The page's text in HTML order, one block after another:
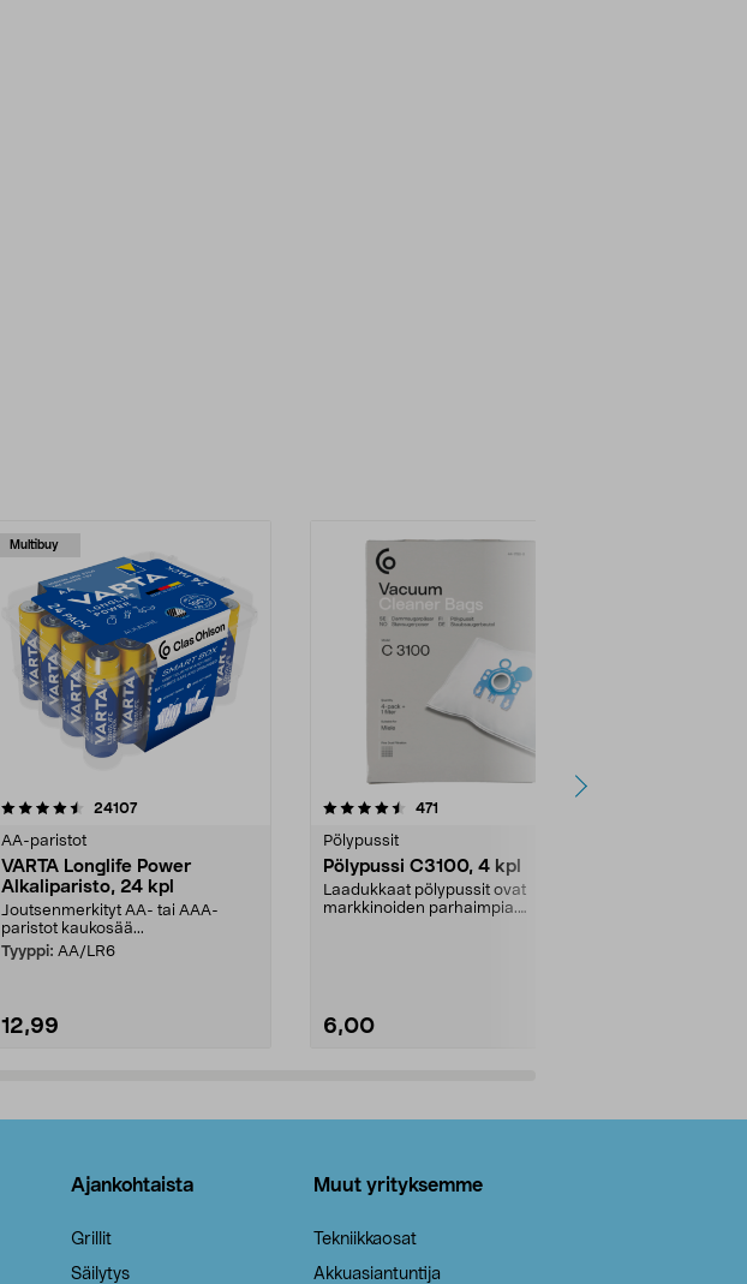
Multibuy
24107arvostelut
AA-paristot
VARTA Longlife Power
Alkaliparisto, 24 kpl
Joutsenmerkityt AA- tai AAA-
paristot kaukosää...
Tyyppi: AA/LR6
12,99
4.5viidestä
471
Pölypussit
Pölypussi C3100, 4 kpl
Laadukkaat pölypussit ovat
markkinoiden parhaimpia.
6,00
4.5viidestä
Ajankohtaista
Grillit
Säilytys
Muut yrityksemme
Tekniikkaosat
Akkuasiantuntija